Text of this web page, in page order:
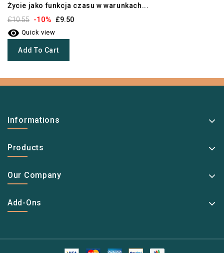
Życie jako funkcja czasu w warunkach...
£10.55 -10% £9.50
 Quick view
Add To Cart
Informations
Products
Our Company
Add-Ons